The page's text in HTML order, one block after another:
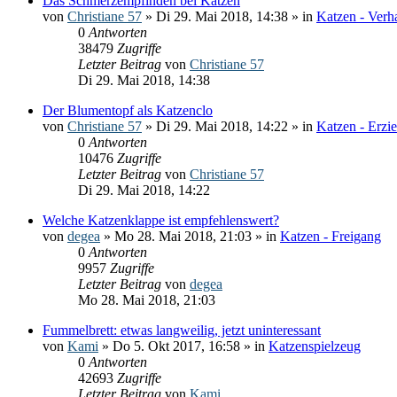
von Christiane 57 » Di 29. Mai 2018, 14:38 » in Katzen -
0 Antworten
38479 Zugriffe
Letzter Beitrag von Christiane 57
Di 29. Mai 2018, 14:38
Der Blumentopf als Katzenclo
von Christiane 57 » Di 29. Mai 2018, 14:22 » in Katzen -
0 Antworten
10476 Zugriffe
Letzter Beitrag von Christiane 57
Di 29. Mai 2018, 14:22
Welche Katzenklappe ist empfehlenswert?
von degea » Mo 28. Mai 2018, 21:03 » in Katzen - Freigang
0 Antworten
9957 Zugriffe
Letzter Beitrag von degea
Mo 28. Mai 2018, 21:03
Fummelbrett: etwas langweilig, jetzt uninteressant
von Kami » Do 5. Okt 2017, 16:58 » in Katzenspielzeug
0 Antworten
42693 Zugriffe
Letzter Beitrag von Kami